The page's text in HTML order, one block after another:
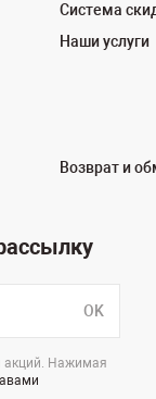
Система
Наши услуги
Возврат и
OK
акций. Нажимая